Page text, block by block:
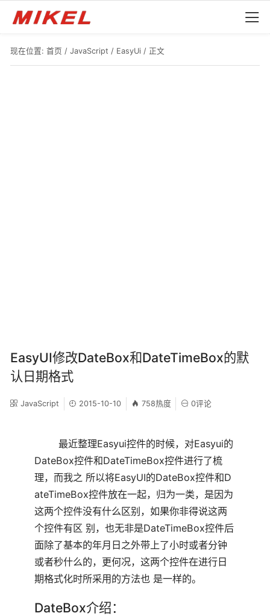
现在位置: 首页 / JavaScript / EasyUi / 正文
EasyUI修改DateBox和DateTimeBox的默
认日期格式
JavaScript 2015-10-10 758热度 0评论
最近整理Easyui控件的时候，对Easyui的
DateBox控件和DateTimeBox控件进行了梳
理，而我之 所以将EasyUI的DateBox控件和D
ateTimeBox控件放在一起，归为一类，是因为
这两个控件没有什么区别，如果你非得说这两
个控件有区 别，也无非是DateTimeBox控件后
面除了基本的年月日之外带上了小时或者分钟
或者秒什么的，更何况，这两个控件在进行日
期格式化时所采用的方法也 是一样的。
DateBox介绍：